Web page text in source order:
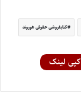
کتابفروشی حقوقی هوروند
کپی لینک